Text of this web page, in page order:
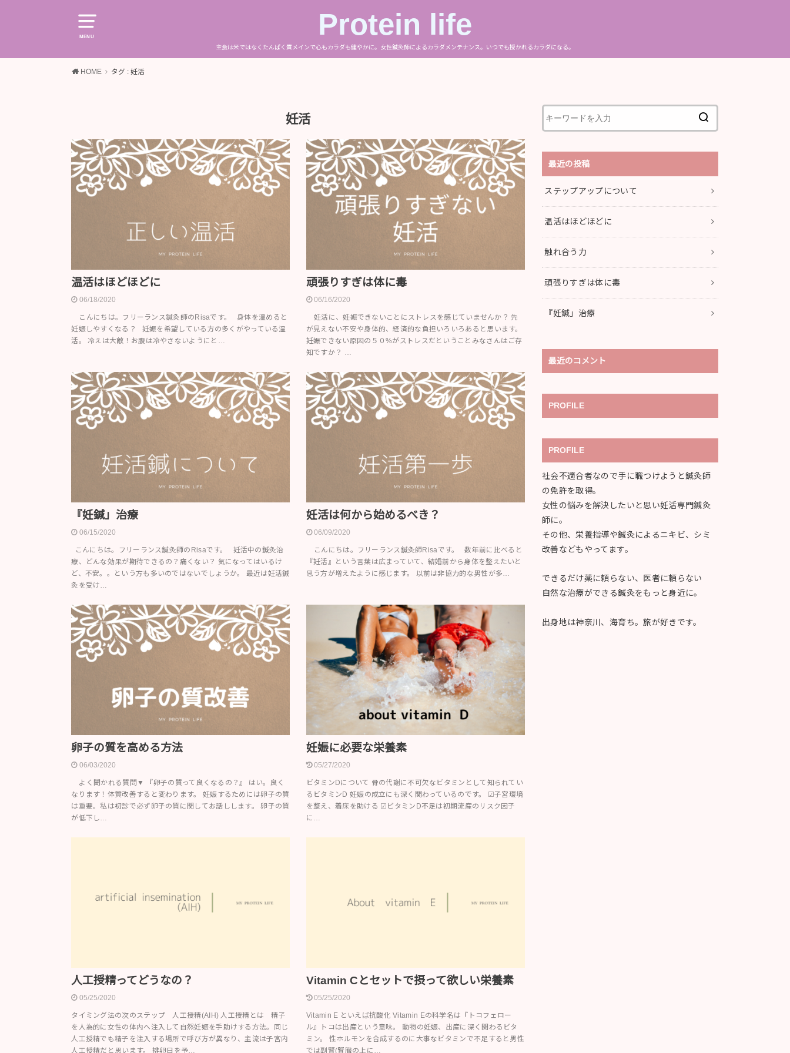
MENU Protein life
主食は米ではなくたんぱく質メインで心もカラダも健やかに。女性鍼灸師によるカラダメンテナンス。いつでも授かれるカラダになる。
HOME タグ : 妊活
妊活
温活はほどほどに
06/18/2020
こんにちは。フリーランス鍼灸師のRisaです。 身体を温めると
妊娠しやすくなる？ 妊娠を希望している方の多くがやっている温
活。 冷えは大敵！お腹は冷やさないようにと…
頑張りすぎは体に毒
06/16/2020
妊活に、妊娠できないことにストレスを感じていませんか？ 先
が見えない不安や身体的、経済的な負担いろいろあると思います。
妊娠できない原因の５０%がストレスだということみなさんはご存
知ですか？ …
『妊鍼」治療
06/15/2020
こんにちは。フリーランス鍼灸師のRisaです。 妊活中の鍼灸治
療、どんな効果が期待できるの？痛くない？ 気になってはいるけ
ど、不安。。という方も多いのではないでしょうか。 最近は妊活鍼
灸を受け…
妊活は何から始めるべき？
06/09/2020
こんにちは。フリーランス鍼灸師Risaです。 数年前に比べると
『妊活』という言葉は広まっていて、結婚前から身体を整えたいと
思う方が増えたように感じます。 以前は非協力的な男性が多…
卵子の質を高める方法
06/03/2020
よく聞かれる質問▼ 『卵子の質って良くなるの？』 はい。良く
なります！体質改善すると変わります。 妊娠するためには卵子の質
は重要。私は初診で必ず卵子の質に関してお話しします。 卵子の質
が低下し…
妊娠に必要な栄養素
05/27/2020
ビタミンDについて 骨の代謝に不可欠なビタミンとして知られてい
るビタミンD 妊娠の成立にも深く関わっているのです。 ☑︎子宮環境
を整え、着床を助ける ☑︎ビタミンD不足は初期流産のリスク因子
に…
人工授精ってどうなの？
05/25/2020
タイミング法の次のステップ 人工授精(AIH) 人工授精とは 精子
を人為的に女性の体内へ注入して自然妊娠を手助けする方法。同じ
人工授精でも精子を注入する場所で呼び方が異なり、主流は子宮内
人工授精だと思います。 排卵日を予…
Vitamin Cとセットで摂って欲しい栄養素
05/25/2020
Vitamin E といえば抗酸化 Vitamin Eの科学名は『トコフェロー
ル』トコは出産という意味。 動物の妊娠、出産に深く関わるビタ
ミン。 性ホルモンを合成するのに大事なビタミンで不足すると男性
では副腎(腎臓の上に…
最近の投稿
ステップアップについて
温活はほどほどに
触れ合う力
頑張りすぎは体に毒
『妊鍼」治療
最近のコメント
PROFILE
PROFILE
社会不適合者なので手に職つけようと鍼灸師
の免許を取得。
女性の悩みを解決したいと思い妊活専門鍼灸
師に。
その他、栄養指導や鍼灸によるニキビ、シミ
改善などもやってます。
できるだけ薬に頼らない、医者に頼らない
自然な治療ができる鍼灸をもっと身近に。
出身地は神奈川、海育ち。旅が好きです。